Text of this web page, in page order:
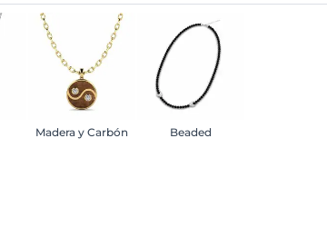
Madera y Carbón Beaded